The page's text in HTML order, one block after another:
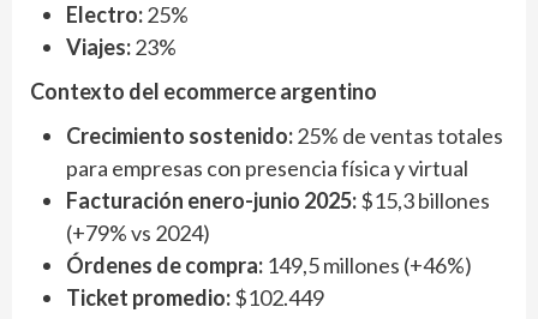
Electro:25%
Viajes:23%
Contexto del ecommerce argentino
Crecimiento sostenido:25% de ventas totales
para empresas con presencia física y virtual
Facturación enero-junio 2025:$15,3 billones
(+79% vs 2024)
Órdenes de compra: 149,5 millones (+46%)
Ticket promedio:$102.449